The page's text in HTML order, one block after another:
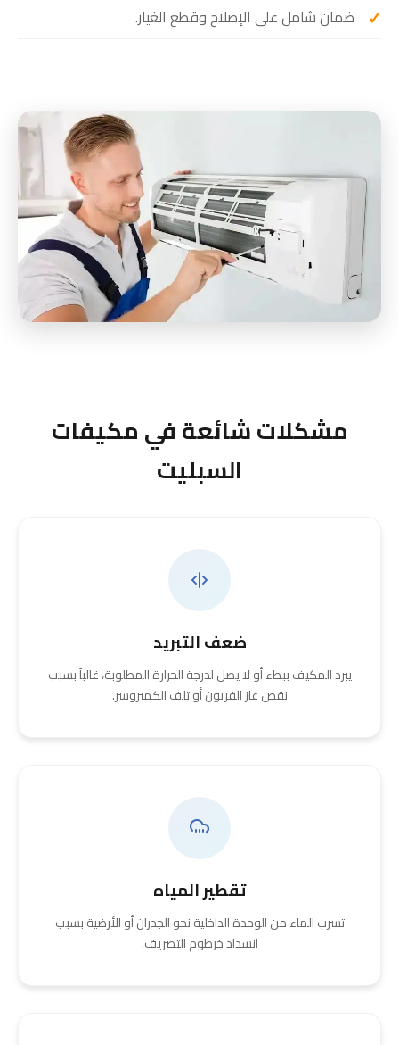
ضمان شامل على الإصلاح وقطع الغيار.
مشكلات شائعة في مكيفات
السبليت
ضعف التبريد
يبرد المكيف ببطء أو لا يصل لدرجة الحرارة المطلوبة، غالباً بسبب
نقص غاز الفريون أو تلف الكمبروسر.
تقطير المياه
تسرب الماء من الوحدة الداخلية نحو الجدران أو الأرضية بسبب
انسداد خرطوم التصريف.